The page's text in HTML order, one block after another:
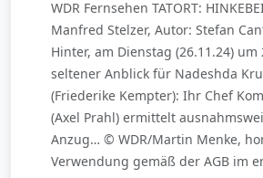
WDR Fernsehen TATORT:
Manfred Stelzer, Autor: Stefan
Hinter, am Dienstag (26.11.24) um
seltener Anblick für Nadeshda
(Friederike Kempter): Ihr Chef
(Axel Prahl) ermittelt
Anzug… © WDR/Martin Menke,
Verwendung gemäß der AGB im